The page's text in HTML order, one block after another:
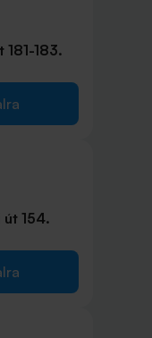
183.
154.